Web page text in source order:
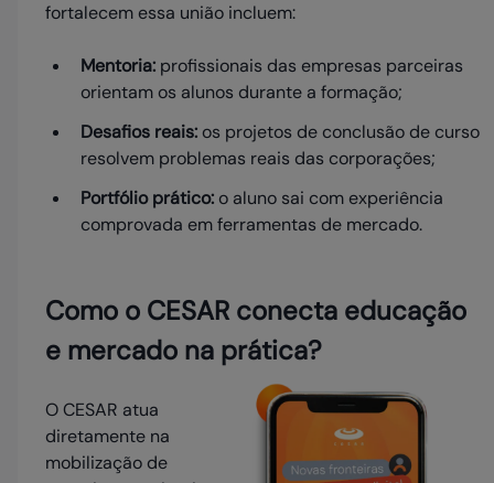
fortalecem essa união incluem:
Mentoria: profissionais das empresas parceiras
orientam os alunos durante a formação;
Desafios reais: os projetos de conclusão de curso
resolvem problemas reais das corporações;
Portfólio prático: o aluno sai com experiência
comprovada em ferramentas de mercado.
Como o CESAR conecta educação
e mercado na prática?
O CESAR atua
diretamente na
mobilização de